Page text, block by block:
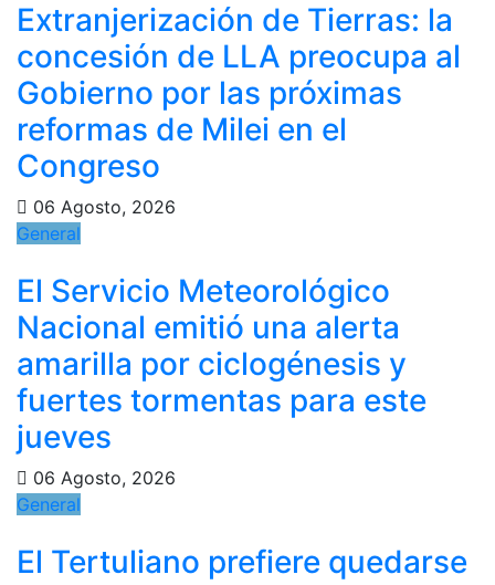
Extranjerización de Tierras: la
concesión de LLA preocupa al
Gobierno por las próximas
reformas de Milei en el
Congreso
06 Agosto, 2026
General
El Servicio Meteorológico
Nacional emitió una alerta
amarilla por ciclogénesis y
fuertes tormentas para este
jueves
06 Agosto, 2026
General
El Tertuliano prefiere quedarse